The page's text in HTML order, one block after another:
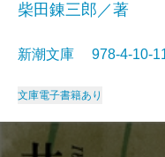
柴田錬三郎／著
新潮文庫 978-4-10-
文庫電子書籍あり